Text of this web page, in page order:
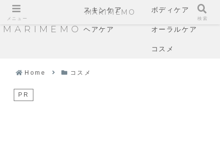
MARIMEMO
スキンケア ボディケア
ヘアケア オーラルケア
コスメ
Home コスメ
PR
メニュー
MARIMEMO
検索